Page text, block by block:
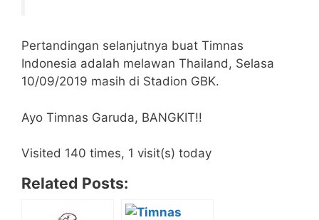
Pertandingan selanjutnya buat Timnas
Indonesia adalah melawan Thailand, Selasa
10/09/2019 masih di Stadion GBK.
Ayo Timnas Garuda, BANGKIT!!
Visited 140 times, 1 visit(s) today
Related Posts: